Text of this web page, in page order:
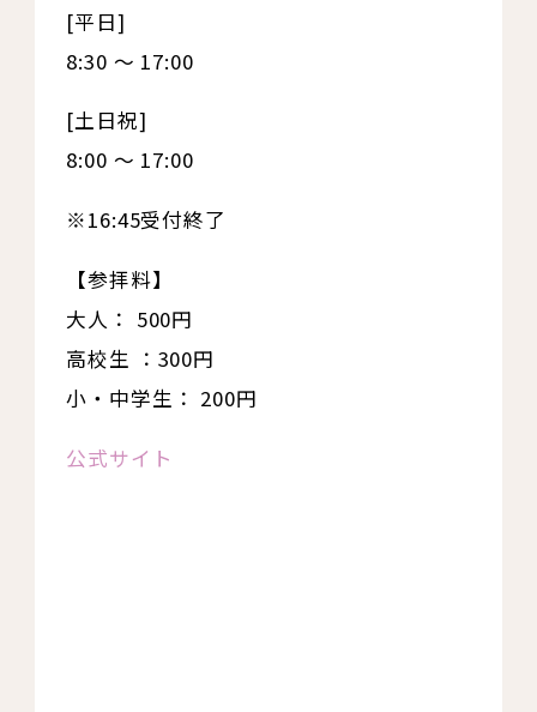
[平日]
8:30 ～ 17:00
[土日祝]
8:00 ～ 17:00
※16:45受付終了
【参拝料】
大人： 500円
高校生 ：300円
小・中学生： 200円
公式サイト